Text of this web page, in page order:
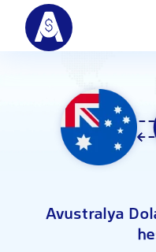
Avustralya